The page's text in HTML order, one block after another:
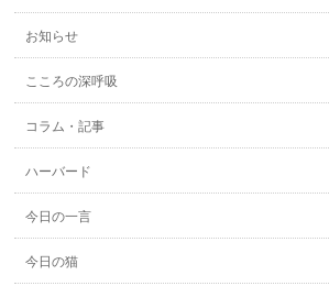
お知らせ
こころの深呼吸
コラム・記事
ハーバード
今日の一言
今日の猫